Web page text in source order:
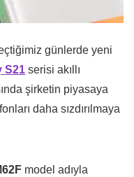
günlerde yeni
S21 serisi akıllı
şirketin piyasaya
daha sızdırılmaya
model adıyla